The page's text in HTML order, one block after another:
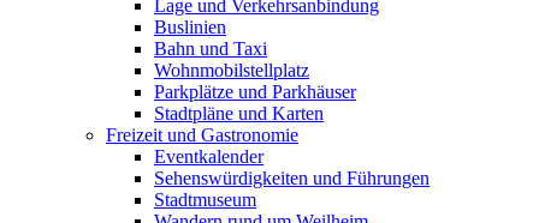
Lage und Verkehrsanbindung
Buslinien
Bahn und Taxi
Wohnmobilstellplatz
Parkplätze und Parkhäuser
Stadtpläne und Karten
Freizeit und Gastronomie
Eventkalender
Sehenswürdigkeiten und Führungen
Stadtmuseum